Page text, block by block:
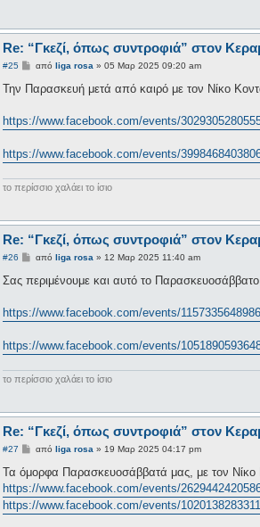
Re: “Γκεζί, όπως συντροφιά” στον
#25
Δ
μ
ί
ε
σ
η
από liga rosa » 05 Μαρ 2025 09:20 am
Την Παρασκευή μετά από καιρό με τον Νίκο
https://www.facebook.com/events/
https://www.facebook.com/events/
το περίσσιο χαλάει το ίσιο
Re: “Γκεζί, όπως συντροφιά” στον
#26
Δ
μ
ί
ε
σ
η
από liga rosa » 12 Μαρ 2025 11:40 am
Σας περιμένουμε και αυτό το Παρασκευοσάββατο
https://www.facebook.com/events/
https://www.facebook.com/events/
το περίσσιο χαλάει το ίσιο
Re: “Γκεζί, όπως συντροφιά” στον
#27
Δ
μ
σ
ί
ε
από liga rosa » 19 Μαρ 2025 04:17 pm
Τα όμορφα Παρασκευοσάββατά μας, με τον
https://www.facebook.com/events/
https://www.facebook.com/events/